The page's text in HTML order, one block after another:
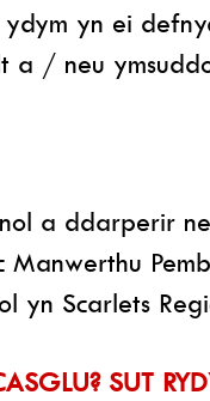
yn ei
a / neu
a ddarperir
yn Scarlets
SUT